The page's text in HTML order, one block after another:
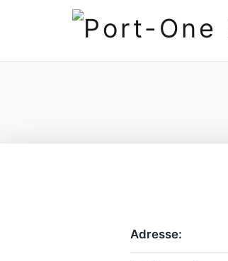
Adresse: